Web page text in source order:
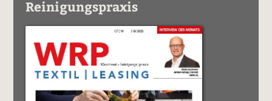
Reinigungspraxis